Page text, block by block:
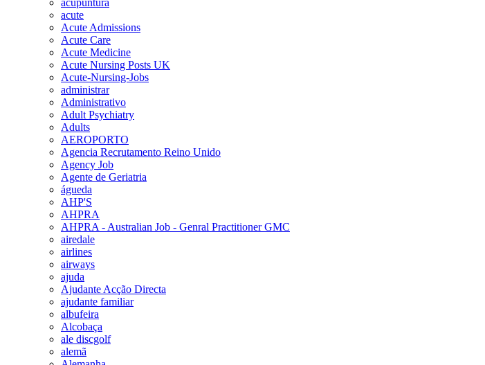
acute
Acute Admissions
Acute Care
Acute Medicine
Acute Nursing Posts UK
Acute-Nursing-Jobs
administrar
Administrativo
Adult Psychiatry
Adults
AEROPORTO
Agencia Recrutamento Reino Unido
Agency Job
Agente de Geriatria
águeda
AHP'S
AHPRA
AHPRA - Australian Job - Genral Practitioner GMC
airedale
airlines
airways
ajuda
Ajudante Acção Directa
ajudante familiar
albufeira
Alcobaça
ale discgolf
alemã